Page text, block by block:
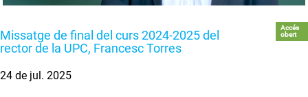
Missatge de final del curs 2024-2025 del
rector de la UPC, Francesc Torres
Accés
obert
24 de jul. 2025